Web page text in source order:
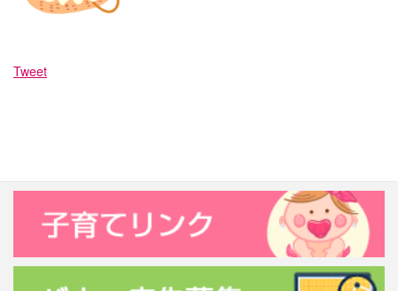
Tweet